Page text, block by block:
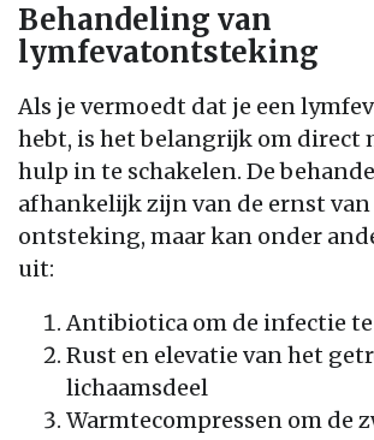
Behandeling van
lymfevatontsteking
Als je vermoedt dat je een
hebt, is het belangrijk om direct
hulp in te schakelen. De
afhankelijk zijn van de ernst van
ontsteking, maar kan onder
uit:
Antibiotica om de infectie
Rust en elevatie van het
lichaamsdeel
Warmtecompressen om de